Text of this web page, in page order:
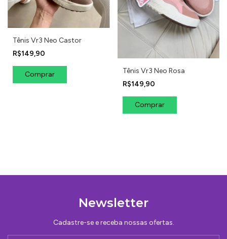
Tênis Vr3 Neo Castor
R$149,90
Comprar
Tênis Vr3 Neo Rosa
R$149,90
Comprar
Newsletter
Cadastre-se e receba nossas ofertas.